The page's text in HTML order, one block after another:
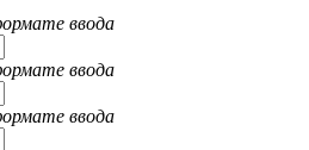
ввода
ввода
ввода